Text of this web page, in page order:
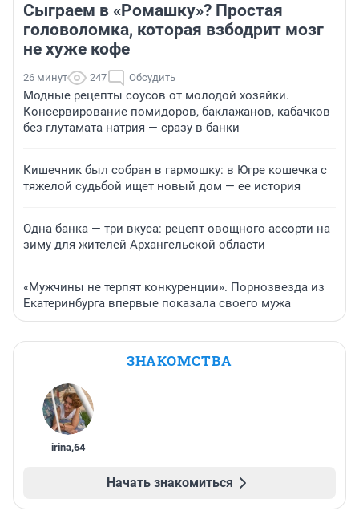
Сыграем в «Ромашку»? Простая
головоломка, которая взбодрит мозг
не хуже кофе
26 минут 247 Обсудить
Модные рецепты соусов от молодой хозяйки.
Консервирование помидоров, баклажанов, кабачков
без глутамата натрия — сразу в банки
Кишечник был собран в гармошку: в Югре кошечка с
тяжелой судьбой ищет новый дом — ее история
Одна банка — три вкуса: рецепт овощного ассорти на
зиму для жителей Архангельской области
«Мужчины не терпят конкуренции». Порнозвезда из
Екатеринбурга впервые показала своего мужа
ЗНАКОМСТВА
irina,64
Начать знакомиться